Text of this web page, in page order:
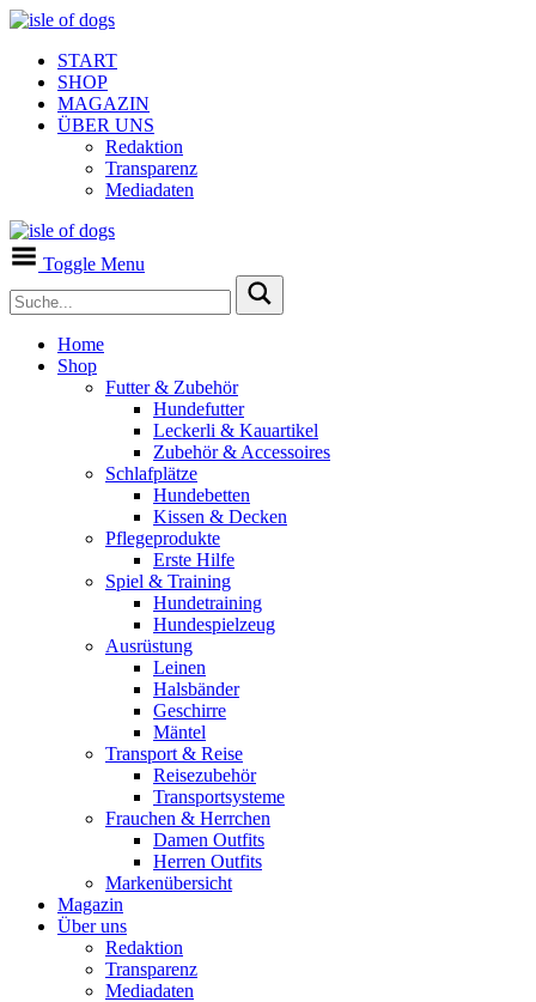
START
SHOP
MAGAZIN
ÜBER UNS
Redaktion
Transparenz
Mediadaten
Toggle Menu
Home
Shop
Futter & Zubehör
Hundefutter
Leckerli & Kauartikel
Zubehör & Accessoires
Schlafplätze
Hundebetten
Kissen & Decken
Pflegeprodukte
Erste Hilfe
Spiel & Training
Hundetraining
Hundespielzeug
Ausrüstung
Leinen
Halsbänder
Geschirre
Mäntel
Transport & Reise
Reisezubehör
Transportsysteme
Frauchen & Herrchen
Damen Outfits
Herren Outfits
Markenübersicht
Magazin
Über uns
Redaktion
Transparenz
Mediadaten